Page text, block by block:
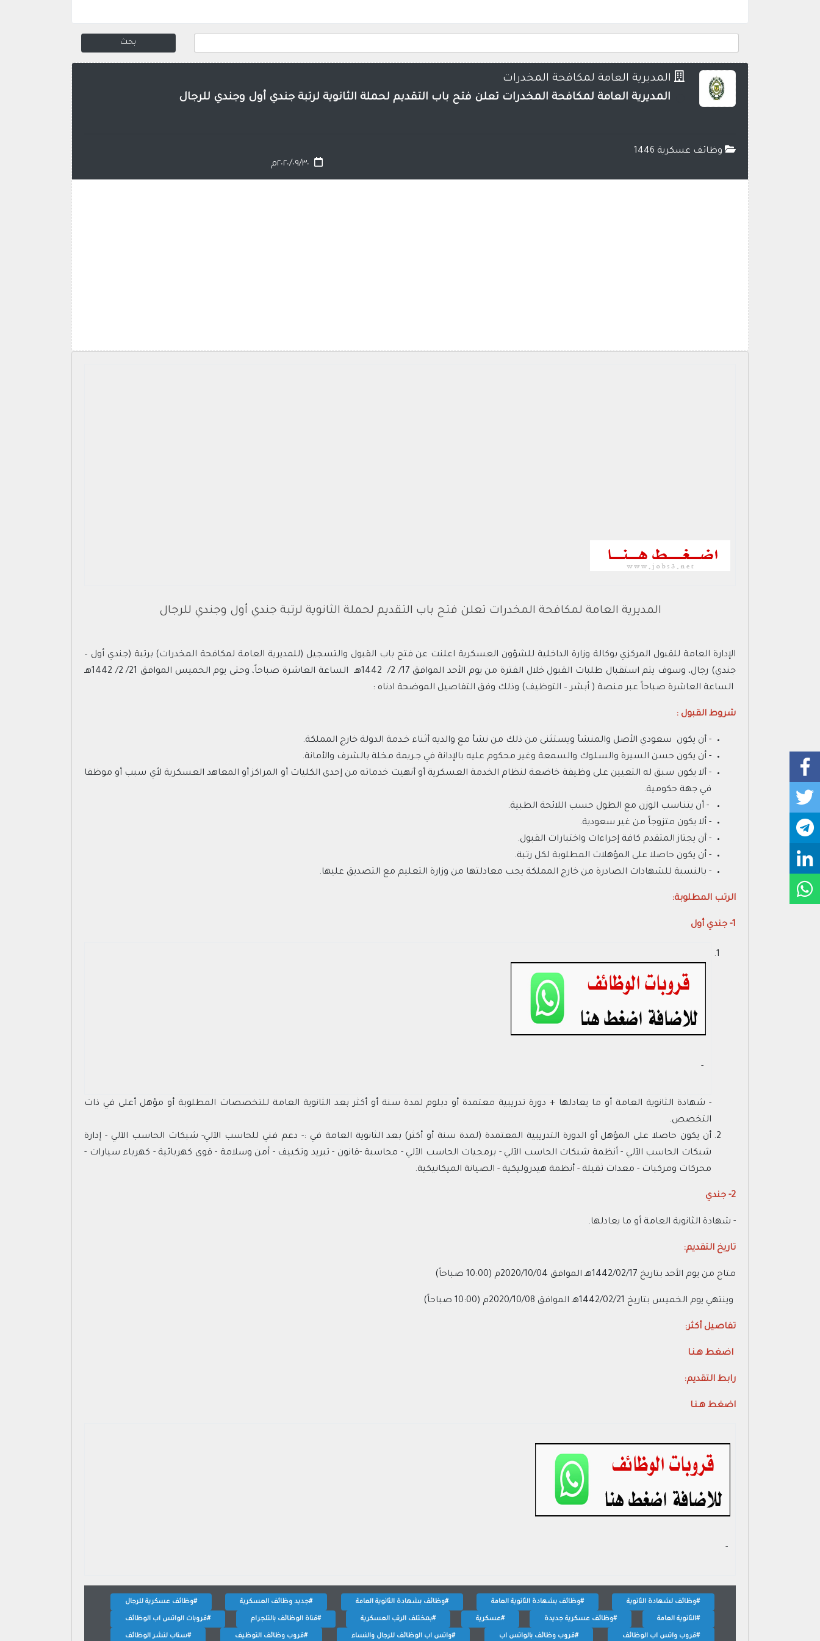
المديرية العامة لمكافحة المخدرات
المديرية العامة لمكافحة المخدرات تعلن فتح باب التقديم لحملة الثانوية لرتبة جندي أول وجندي للرجال
وظائف عسكرية 1446
٢٠٢٠/٠٩/٣٠م
المديرية العامة لمكافحة المخدرات تعلن فتح باب التقديم لحملة الثانوية لرتبة جندي أول وجندي للرجال
الإدارة العامة للقبول المركزي بوكالة وزارة الداخلية للشؤون العسكرية اعلنت عن فتح باب القبول والتسجيل (للمديرية العامة لمكافحة المخدرات) برتبة (جندي أول –
جندي) رجال، وسوف يتم استقبال طلبات القبول خلال الفترة من يوم الأحد الموافق 17/ 2/ 1442هـ الساعة العاشرة صباحاً، وحتى يوم الخميس الموافق 21/ 2/ 1442هـ
الساعة العاشرة صباحاً عبر منصة ( أبشر – التوظيف) وذلك وفق التفاصيل الموضحة ادناه :
شروط القبول :
- أن يكون سعودي الأصل والمنشأ ويستثنى من ذلك من نشأ مع والديه أثناء خـدمة الدولة خارج المملكة.
- أن يكون حسن السيرة والسلـوك والسمعة وغير محكوم عليه بالإدانة في جـريمة مخلة بالشرف والأمانة.
- ألا يكون سبق له التعيين على وظيفة خاضعة لنظام الخدمة العسكرية أو أنهيت خدماته من إحدى الكليات أو المراكز أو المعاهد العسكرية لأي سبب أو موظفا
في جهة حكومية.
- أن يتنـاسب الوزن مع الطول حسب اللائحة الطبية.
- ألا يكون متزوجاً من غير سعودية.
- أن يجتاز المتقدم كافة إجراءات واختبارات القبول.
- أن يكون حاصلا على المؤهلات المطلوبة لكل رتبة.
- بالنسبة للشهادات الصادرة من خارج المملكة يجب معادلتها من وزارة التعليم مع التصديق عليها.
الرتب المطلوبة:
1- جندي أول
- ‏
- شهادة الثانوية العامة أو ما يعادلها + دورة تدريبية معتمدة أو دبلوم لمدة سنة أو أكثر بعد الثانوية العامة للتخصصات المطلوبة أو مؤهل أعلى في ذات
التخصص.
أن يكون حاصلا على المؤهل أو الدورة التدريبية المعتمدة (لمدة سنة أو أكثر) بعد الثانوية العامة في :- دعم فني للحاسب الآلي- شبكات الحاسب الآلي - إدارة
شبكات الحاسب الآلي - أنظمة شبكات الحاسب الآلي - برمجيات الحاسب الآلي - محاسبة -قانون - تبريد وتكييف - أمن وسلامة - قوى كهربائية - كهرباء سيارات -
محركات ومركبات - معدات ثقيلة - أنظمة هيدروليكية - الصيانة الميكانيكية.
2- جندي
- شهادة الثانوية العامة أو ما يعادلها.
تاريخ التقديم:
متاح من يوم الأحد بتاريخ 1442/02/17هـ الموافق 2020/10/04م (10:00 صباحاً)
وينتهي يوم الخميس بتاريخ 1442/02/21هـ الموافق 2020/10/08م (10:00 صباحاً)
تفاصيل أكثر:
اضغط هـنـا
رابط التقديم:
اضغط هـنـا
- ‏
#وظائف لشهادة الثانوية #وظائف بشهادة الثانوية العامة #وظائف بشهادة الثانوية العامة #جديد وظائف العسكرية #وظائف عسكرية للرجال
#الثانوية العامة #وظائف عسكرية جديدة #عسكرية #بمختلف الرتب العسكرية #قناة الوظائف بالتلجرام #قروبات الواتس اب الوظائف
#قروب واتس اب الوظائف #قروب وظائف بالواتس اب #واتس اب الوظائف للرجال والنساء #قروب وظائف التوظيف #سناب لنشر الوظائف